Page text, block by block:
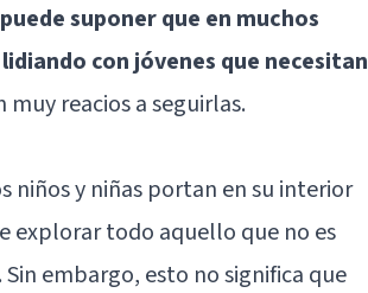
suponer que en muchos
con jóvenes que necesitan
reacios a seguirlas.
niños y niñas portan en su interior
explorar todo aquello que no es
embargo, esto no significa que